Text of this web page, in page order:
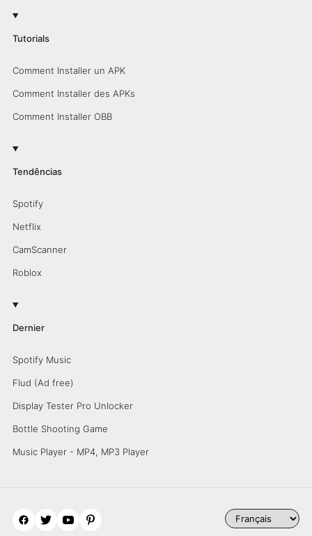
Tutorials
Comment Installer un APK
Comment Installer des APKs
Comment Installer OBB
Tendências
Spotify
Netflix
CamScanner
Roblox
Dernier
Spotify Music
Flud (Ad free)
Display Tester Pro Unlocker
Bottle Shooting Game
Music Player - MP4, MP3 Player